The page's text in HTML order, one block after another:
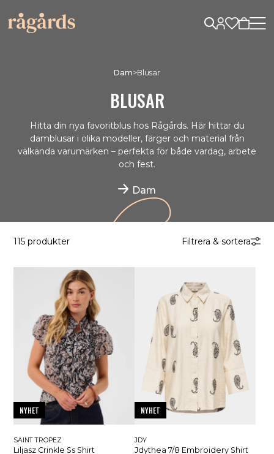
Dam>Blusar
BLUSAR
Hitta din nya favoritblus hos Rågårds. Här hittar du
damblusar i olika modeller, färger och material från
välkända varumärken – perfekta för både vardag, arbete
och fest.
Dam
115 produkter Filtrera & sortera
NYHET
SAINT TROPEZ
Liljasz Crinkle Ss Shirt
NYHET
JDY
Jdythea 7/8 Embroidery Shirt